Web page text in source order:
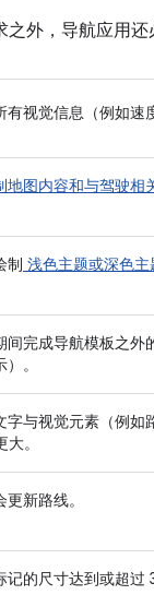
外，导航应用还
有视觉信息（例如速
地图内容和与驾驶相
制 浅色主题或深色主
间完成导航模板之
。
字与视觉元素（例
。
新路线。
的尺寸达到或超过